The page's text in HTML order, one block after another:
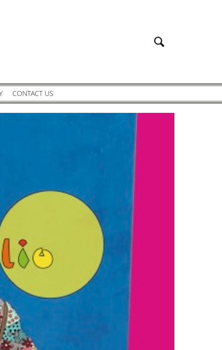
CONTACT US